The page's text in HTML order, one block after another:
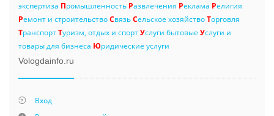
экспертиза Промышленность Развлечения Реклама Религия
Ремонт и строительствоСвязьСельское хозяйствоТорговля
ТранспортТуризм, отдых и спортУслуги бытовые Услуги и
товары для бизнеса Юридические услуги
Vologdainfo.ru
Вход